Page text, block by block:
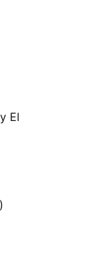
El